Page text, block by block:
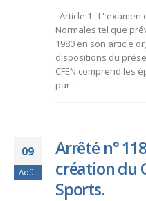
Article 1 : L' examen
Normales tel que
1980 en son article
dispositions du
CFEN comprend les
par...
09
Août
Arrêté n°
création du
Sports.